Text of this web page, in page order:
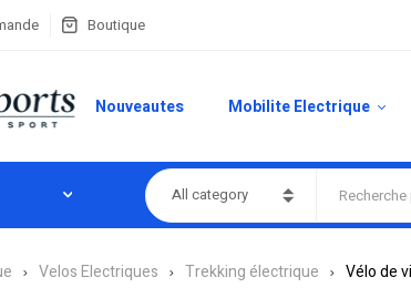
Boutique
Nouveautes Mobilite Electrique
All category
Velos Electriques Trekking électrique Vélo de